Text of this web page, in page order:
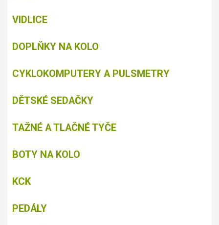
VIDLICE
DOPLŇKY NA KOLO
CYKLOKOMPUTERY A PULSMETRY
DĚTSKÉ SEDAČKY
TAŽNÉ A TLAČNÉ TYČE
BOTY NA KOLO
KCK
PEDÁLY